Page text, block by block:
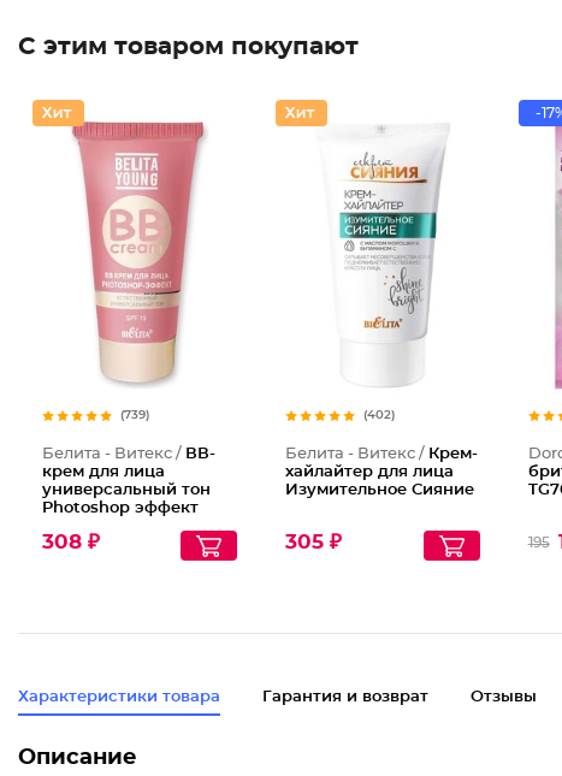
С этим товаром покупают
(739)
Белита - Витекс / ВВ-
крем для лица
универсальный тон
Photoshop эффект
308 ₽
(402)
Белита - Витекс / Крем-
хайлайтер для лица
Изумительное Сияние
305 ₽
-
195
Характеристики товара Гарантия и возврат Отзывы
Описание